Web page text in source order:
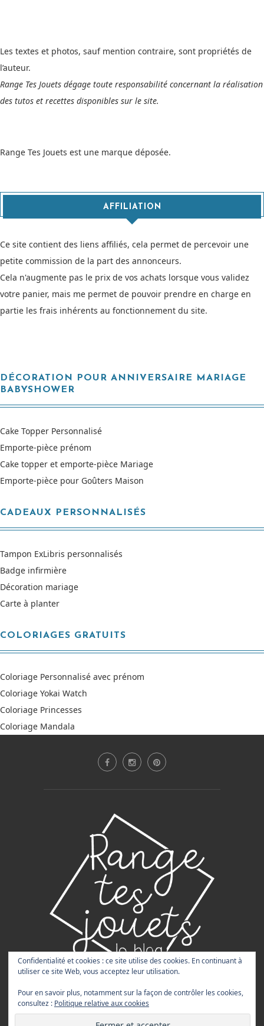
Les textes et photos, sauf mention contraire, sont propriétés de
l’auteur.
Range Tes Jouets dégage toute responsabilité concernant la réalisation
des tutos et recettes disponibles sur le site.
Range Tes Jouets est une marque déposée.
AFFILIATION
Ce site contient des liens affiliés, cela permet de percevoir une
petite commission de la part des annonceurs.
Cela n'augmente pas le prix de vos achats lorsque vous validez
votre panier, mais me permet de pouvoir prendre en charge en
partie les frais inhérents au fonctionnement du site.
DÉCORATION POUR ANNIVERSAIRE MARIAGE
BABYSHOWER
Cake Topper Personnalisé
Emporte-pièce prénom
Cake topper et emporte-pièce Mariage
Emporte-pièce pour Goûters Maison
CADEAUX PERSONNALISÉS
Tampon ExLibris personnalisés
Badge infirmière
Décoration mariage
Carte à planter
COLORIAGES GRATUITS
Coloriage Personnalisé avec prénom
Coloriage Yokai Watch
Coloriage Princesses
Coloriage Mandala
@2026 - RangeTesJouets. Tous droits réservés
Confidentialité et cookies : ce site utilise des cookies. En continuant à
utiliser ce site Web, vous acceptez leur utilisation.
Pour en savoir plus, notamment sur la façon de contrôler les cookies,
consultez : Politique relative aux cookies